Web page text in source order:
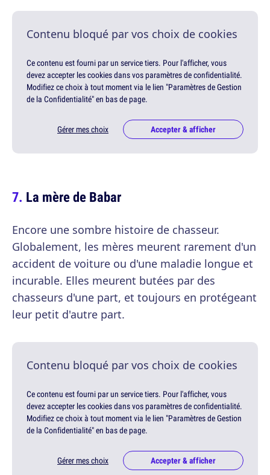
Contenu bloqué par vos choix de cookies
Ce contenu est fourni par un service tiers. Pour l'afficher, vous
devez accepter les cookies dans vos paramètres de confidentialité.
Modifiez ce choix à tout moment via le lien "Paramètres de Gestion
de la Confidentialité" en bas de page.
Gérer mes choix Accepter & afficher
La mère de Babar
Encore une sombre histoire de chasseur.
Globalement, les mères meurent rarement d'un
accident de voiture ou d'une maladie longue et
incurable. Elles meurent butées par des
chasseurs d'une part, et toujours en protégeant
leur petit d'autre part.
Contenu bloqué par vos choix de cookies
Ce contenu est fourni par un service tiers. Pour l'afficher, vous
devez accepter les cookies dans vos paramètres de confidentialité.
Modifiez ce choix à tout moment via le lien "Paramètres de Gestion
de la Confidentialité" en bas de page.
Gérer mes choix Accepter & afficher